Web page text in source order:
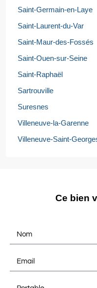
Saint-Germain-en-Laye
Saint-Laurent-du-Var
Saint-Maur-des-Fossés
Saint-Ouen-sur-Seine
Saint-Raphaël
Sartrouville
Suresnes
Villeneuve-la-Garenne
Villeneuve-Saint-
Ce bien